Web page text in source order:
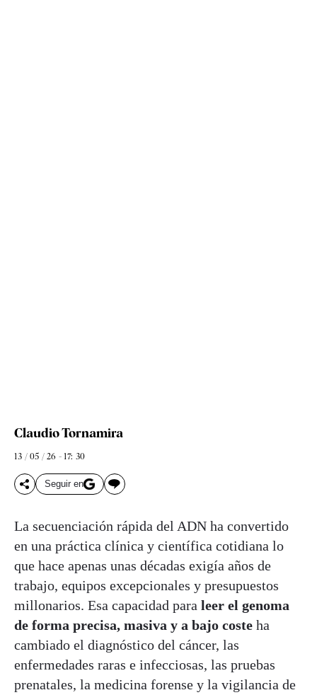
Claudio Tornamira
13 / 05 / 26 - 17: 30
Seguir en
La secuenciación rápida del ADN ha convertido
en una práctica clínica y científica cotidiana lo
que hace apenas unas décadas exigía años de
trabajo, equipos excepcionales y presupuestos
millonarios. Esa capacidad para leer el genoma
de forma precisa, masiva y a bajo coste ha
cambiado el diagnóstico del cáncer, las
enfermedades raras e infecciosas, las pruebas
prenatales, la medicina forense y la vigilancia de